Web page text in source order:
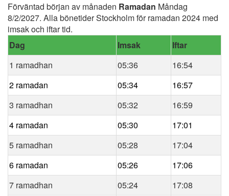
Förväntad början av månaden Ramadan Måndag
8/2/2027. Alla bönetider Stockholm för ramadan 2024 med
imsak och iftar tid.
Dag
Imsak
Iftar
1 ramadhan
05:36
16:54
2 ramadan
05:34
16:57
3 ramadhan
05:32
16:59
4 ramadan
05:30
17:01
5 ramadhan
05:28
17:04
6 ramadan
05:26
17:06
7 ramadhan
05:24
17:08